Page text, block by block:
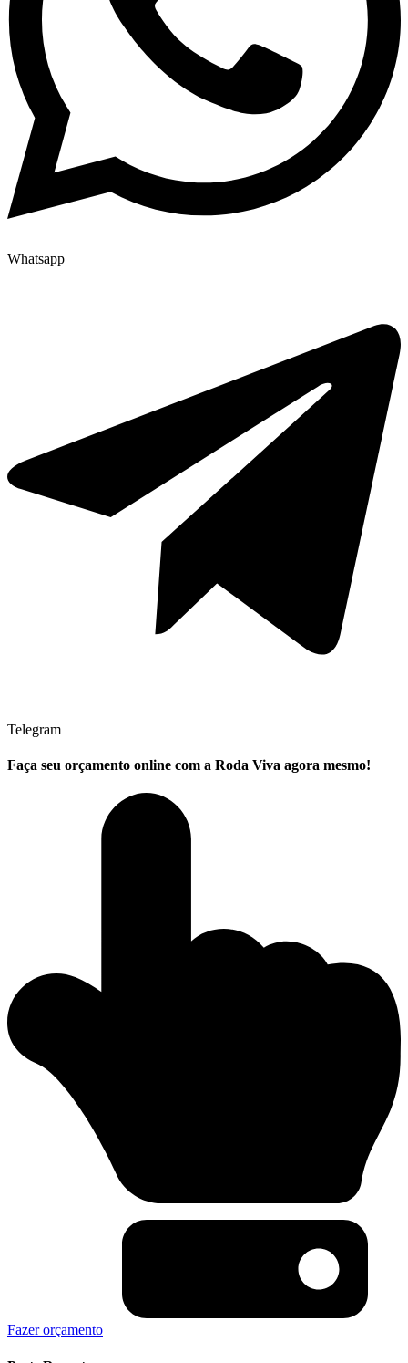
Whatsapp
Telegram
Faça seu orçamento online com a Roda Viva agora mesmo!
Fazer orçamento